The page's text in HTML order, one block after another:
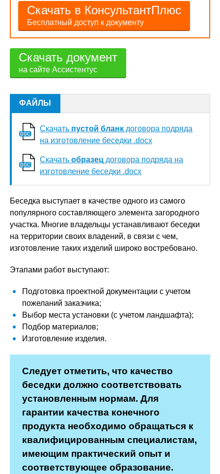
Скачать в КонсультантПлюс
Бесплатный доступ к документу
Скачать документ
на сайте Ассистентус
ФАЙЛЫ
Скачать пустой бланк договора подряда
на изготовление беседки .docx
Скачать образец договора подряда на
изготовление беседки .docx
Беседка выступает в качестве одного из самого
популярного составляющего элемента загородного
участка. Многие владельцы устанавливают беседки
на территории своих владений, в связи с чем,
изготовление таких изделий широко востребовано.
Этапами работ выступают:
Подготовка проектной документации с учетом
пожеланий заказчика;
Выбор места установки (с учетом ландшафта);
Подбор материалов;
Изготовление изделия.
Следует отметить, что качество
беседки должно соответствовать
установленным нормам. Для
гарантии качества конечного
продукта необходимо обращаться к
квалифицированным специалистам,
имеющим практический опыт и
соответствующее образование.